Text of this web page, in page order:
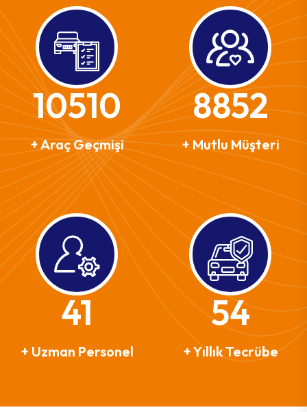
10510
+ Araç Geçmişi
8852
+ Mutlu Müşteri
42
+ Uzman Personel
56
+ Yıllık Tecrübe